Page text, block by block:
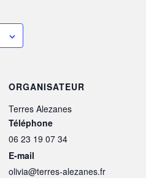
ORGANISATEUR
Terres Alezanes
Téléphone
06 23 19 07 34
E-mail
olivia@terres-alezanes.fr